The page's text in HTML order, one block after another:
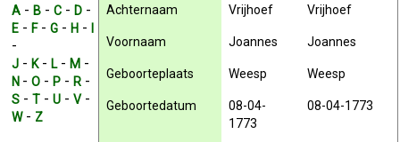
Achternaam Vrijhoef Vrijhoef
Voornaam Joannes Joannes
Geboorteplaats Weesp Weesp
Geboortedatum
08-04-
1773
08-04-1773
A -B -C -D -
E -F-G -H -
-
J -K-L-M -
N -O -P -R -
S -T -U -V-
W- Z